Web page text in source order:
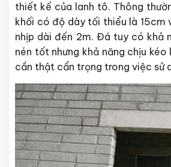
thiết kế của lanh tô. Thông
khối có độ dày tối thiểu là 15cm
nhịp dài đến 2m. Đá tuy có khả
nén tốt nhưng khả năng chịu kéo
cần thật cẩn trọng trong việc sử